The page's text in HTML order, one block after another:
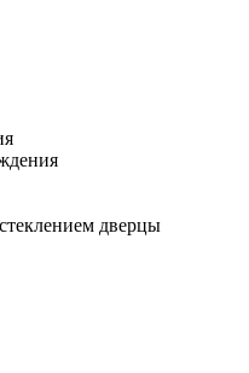
дверцы